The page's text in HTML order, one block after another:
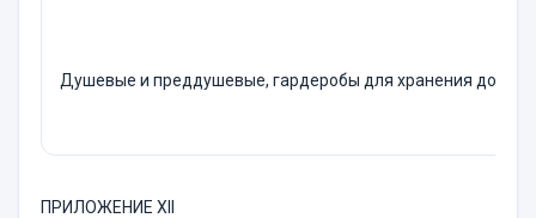
Душевые и преддушевые, гардеробы для хранения
ПРИЛОЖЕНИЕ XII